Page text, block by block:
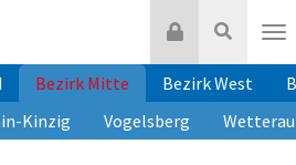
Suche
Login
Bezirk Mitte Bezirk West
Kinzig Vogelsberg Wetterau